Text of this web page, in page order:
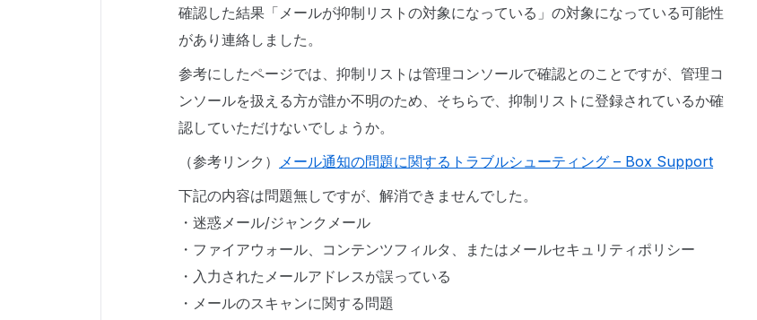
確認した結果「メールが抑制リストの対象になっている」の対象になっている可能性
があり連絡しました。
参考にしたページでは、抑制リストは管理コンソールで確認とのことですが、管理コ
ンソールを扱える方が誰か不明のため、そちらで、抑制リストに登録されているか確
認していただけないでしょうか。
（参考リンク） メール通知の問題に関するトラブルシューティング – Box Support
下記の内容は問題無しですが、解消できませんでした。
・迷惑メール/ジャンクメール
・ファイアウォール、コンテンツフィルタ、またはメールセキュリティポリシー
・入力されたメールアドレスが誤っている
・メールのスキャンに関する問題